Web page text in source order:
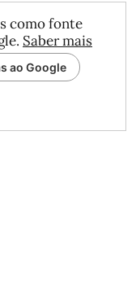
como fonte
Saber mais
ao Google